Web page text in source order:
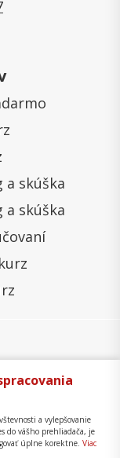
a skúška
a skúška
Správa cookies
stránky
a vylepšovanie
do vášho prehliadača, je
úplne korektne. Viac